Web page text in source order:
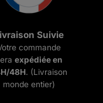
Suivie
commande
expédiée en
48H. (Livraison
monde entier)